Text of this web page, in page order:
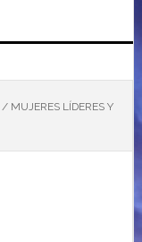
/MUJERES LÍDERES Y